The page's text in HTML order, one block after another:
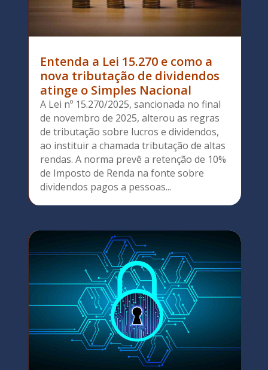
Entenda a Lei 15.270 e como a
nova tributação de dividendos
atinge o Simples Nacional
A Lei nº 15.270/2025, sancionada no final
de novembro de 2025, alterou as regras
de tributação sobre lucros e dividendos,
ao instituir a chamada tributação de altas
rendas. A norma prevê a retenção de 10%
de Imposto de Renda na fonte sobre
dividendos pagos a pessoas...